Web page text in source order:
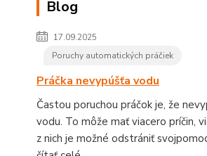
Blog
17.09.2025
Poruchy automatických práčiek
Práčka nevypúšťa vodu
Častou poruchou práčok je, že
vodu. To môže mať viacero príčin,
z nich je možné odstrániť